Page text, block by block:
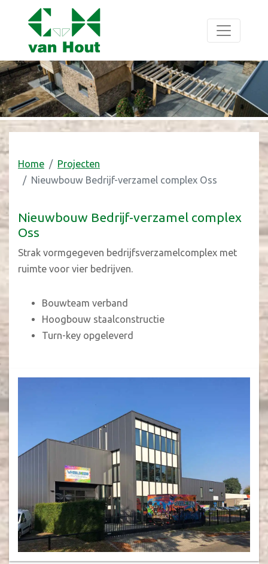
Home
Projecten
Nieuwbouw Bedrijf-verzamel complex Oss
Nieuwbouw Bedrijf-verzamel complex
Oss
Strak vormgegeven bedrijfsverzamelcomplex met
ruimte voor vier bedrijven.
Bouwteam verband
Hoogbouw staalconstructie
Turn-key opgeleverd